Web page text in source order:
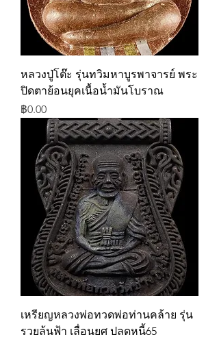
หลวงปู่โต๊ะ รุ่นทวิมหาบูรพาจารย์ พระ
ปิดตาย้อนยุคเนื้อน้ำมันโบราณ
ราคา
฿0.00
เหรียญหลวงพ่อทวดพ่อท่านคล้าย รุ่น
รวยล้นฟ้า เลื่อนยศ ปลดหนี้65